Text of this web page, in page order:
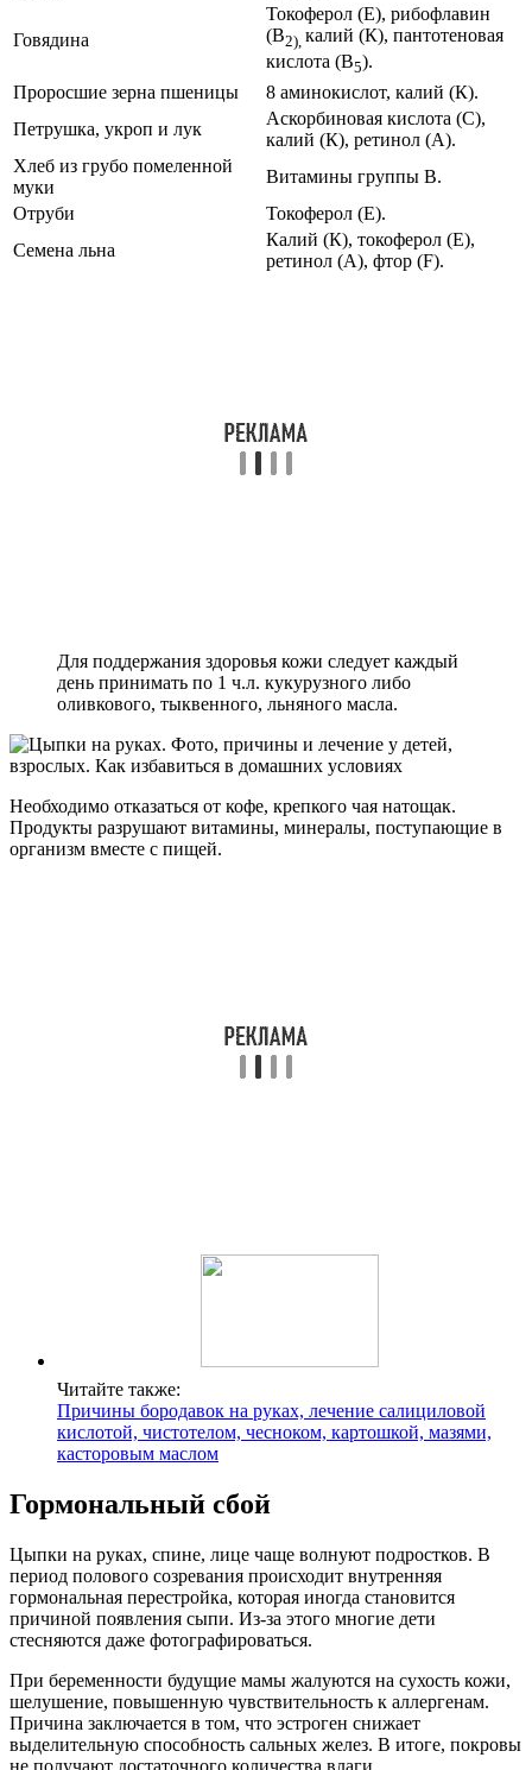
Говядина
Токоферол (Е), рибофлавин
(В2), калий (К), пантотеновая
кислота (В5).
Проросшие зерна пшеницы
8 аминокислот, калий (К).
Петрушка, укроп и лук
Аскорбиновая кислота (С),
калий (К), ретинол (А).
Хлеб из грубо помеленной
муки
Витамины группы В.
Отруби
Токоферол (Е).
Семена льна
Калий (К), токоферол (Е),
ретинол (А), фтор (F).
Для поддержания здоровья кожи следует каждый
день принимать по 1 ч.л. кукурузного либо
оливкового, тыквенного, льняного масла.
Необходимо отказаться от кофе, крепкого чая натощак.
Продукты разрушают витамины, минералы, поступающие в
организм вместе с пищей.
Читайте также:
Причины бородавок на руках, лечение салициловой
кислотой, чистотелом, чесноком, картошкой, мазями,
касторовым маслом
Гормональный сбой
Цыпки на руках, спине, лице чаще волнуют подростков. В
период полового созревания происходит внутренняя
гормональная перестройка, которая иногда становится
причиной появления сыпи. Из-за этого многие дети
стесняются даже фотографироваться.
При беременности будущие мамы жалуются на сухость кожи,
шелушение, повышенную чувствительность к аллергенам.
Причина заключается в том, что эстроген снижает
выделительную способность сальных желез. В итоге, покровы
не получают достаточного количества влаги.